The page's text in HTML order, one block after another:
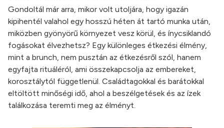
Gondoltál már arra, mikor volt utoljára, hogy igazán
kipihentél valahol egy hosszú héten át tartó munka után,
miközben gyönyörű környezet vesz körül, és ínycsiklandó
fogásokat élvezhetsz? Egy különleges étkezési élmény,
mint a brunch, nem pusztán az étkezésről szól, hanem
egyfajta rituáléról, ami összekapcsolja az embereket,
korosztálytól függetlenül. Családtagokkal és barátokkal
eltöltött minőségi idő, ahol a beszélgetések és az ízek
találkozása teremti meg az élményt.